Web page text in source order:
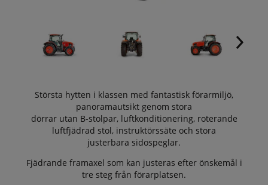
Största hytten i klassen med fantastisk förarmiljö,
panoramautsikt genom stora
dörrar utan B-stolpar, luftkonditionering, roterande
luftfjädrad stol, instruktörssäte och stora
justerbara sidospeglar.
Fjädrande framaxel som kan justeras efter önskemål i
tre steg från förarplatsen.